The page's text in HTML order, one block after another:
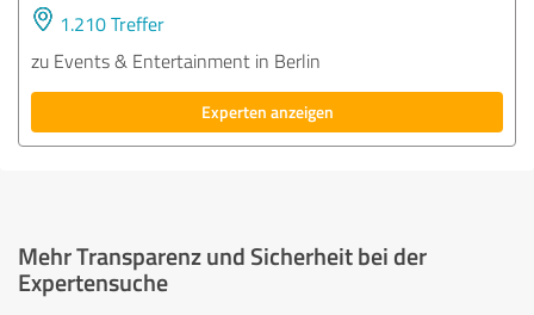
1.210 Treffer
zu Events & Entertainment in Berlin
Experten anzeigen
Mehr Transparenz und Sicherheit bei der
Expertensuche